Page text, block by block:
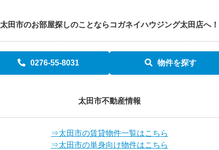
太田市のお部屋探しのことなら コガネイハウジング太田店へ！
0276-55-8031 物件を探す
太田市不動産情報
⇒太田市の賃貸物件一覧はこちら
⇒太田市の単身向け物件はこちら